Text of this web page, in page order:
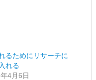
るためにリサーチに
れる
4月6日